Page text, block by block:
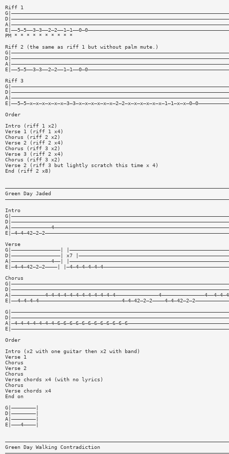
Riff 1
PM * * * * * * * * * *
Riff 2 (the same as riff 1 but without palm mute.)
Riff 3
Order
Intro (riff 1 x2)
Verse 1 (riff 1 x4)
Chorus (riff 2 x2)
Verse 2 (riff 2 x4)
Chorus (riff 3 x2)
Verse 3 (riff 2 x4)
Chorus (riff 3 x2)
Verse 2 (riff 3 but lightly scratch this time x 4)
End (riff 2 x8)
Green Day Jaded
Intro
Verse
G|————————————————|
D|————————————————| x7
A|—————————————4——|
E|—4—4—42—2—2————|
Chorus
Order
Intro (x2 with one guitar then x2 with band)
Verse 1
Chorus
Verse 2
Chorus
Verse chords x4 (with no lyrics)
Chorus
Verse chords x4
End on
G|————————|
D|————————|
A|————————|
E|———4————|
Green Day Walking Contradiction